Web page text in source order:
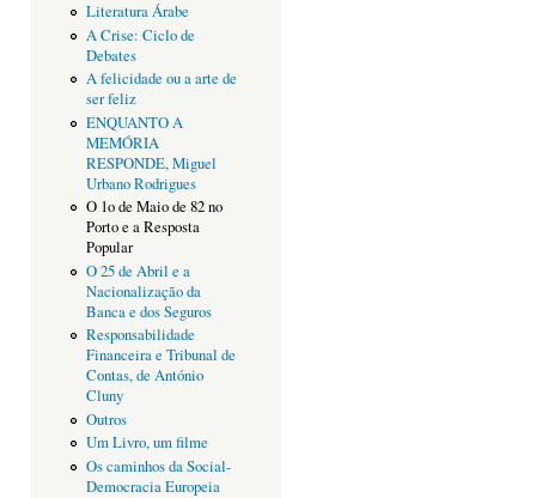
Literatura Árabe
A Crise: Ciclo de
Debates
A felicidade ou a arte de
ser feliz
ENQUANTO A
MEMÓRIA
RESPONDE, Miguel
Urbano Rodrigues
O 1o de Maio de 82 no
Porto e a Resposta
Popular
O 25 de Abril e a
Nacionalização da
Banca e dos Seguros
Responsabilidade
Financeira e Tribunal de
Contas, de António
Cluny
Outros
Um Livro, um filme
Os caminhos da Social-
Democracia Europeia